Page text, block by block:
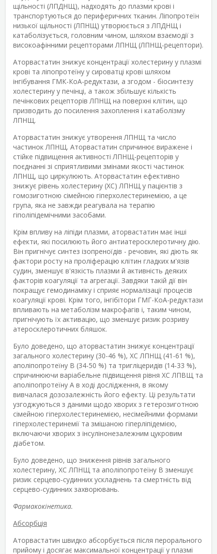
щільності (ЛПДНЩ), надходять до плазми крові і
транспортуються до периферичних тканин. Ліпопротеїн
низької щільності (ЛПНЩ) утворюється з ЛПДНЩ і
катаболізується, головним чином, шляхом взаємодії з
високоафінними рецепторами ЛПНЩ (ЛПНЩ-рецептори).
Аторвастатин знижує концентрації холестерину у плазмі
крові та ліпопротеїну у сироватці крові шляхом
інгібування ГМК-КоА-редуктази, а згодом - біосинтезу
холестерину у печінці, а також збільшує кількість
печінкових рецепторів ЛПНЩ на поверхні клітин, що
призводить до посилення захоплення і катаболізму
ЛПНЩ.
Аторвастатин знижує утворення ЛПНЩ та число
частинок ЛПНЩ. Аторвастатин спричинює виражене і
стійке підвищення активності ЛПНЩ-рецепторів у
поєднанні зі сприятливими змінами якості частинок
ЛПНЩ, що циркулюють. Аторвастатин ефективно
знижує рівень холестерину (ХС) ЛПНЩ у пацієнтів з
гомозиготною сімейною гіперхолестеринемією, а це
група, яка не завжди реагувала на терапію
гіполіпідемічними засобами.
Крім впливу на ліпіди плазми, аторвастатин має інші
ефекти, які посилюють його антиатеросклеротичну дію.
Він пригнічує синтез ізопреноїдів - речовин, які діють як
фактори росту на проліферацію клітин гладких м'язів
судин, зменшує в'язкість плазми й активність деяких
факторів коагуляції та агрегації. Завдяки такій дії він
покращує гемодинаміку і сприяє нормалізації процесів
коагуляції крові. Крім того, інгібітори ГМГ-КоА-редуктази
впливають на метаболізм макрофагів і, таким чином,
пригнічують їх активацію, що зменшує ризик розриву
атеросклеротичних бляшок.
Було доведено, що аторвастатин знижує концентрації
загального холестерину (30-46 %), ХС ЛПНЩ (41-61 %),
аполіпопротеїну B (34-50 %) та тригліцеридів (14-33 %),
спричинюючи варіабельне підвищення рівня ХС ЛПВЩ та
аполіпопротеїну А в ході дослідження, в якому
вивчалася дозозалежність його ефекту. Ці результати
узгоджуються з даними щодо хворих з гетерозиготною
сімейною гіперхолестеринемією, несімейними формами
гіперхолестеринемії та змішаною гіперліпідемією,
включаючи хворих з інсулінонезалежним цукровим
діабетом.
Було доведено, що зниження рівнів загального
холестерину, ХС ЛПНЩ та аполіпопротеїну B зменшує
ризик серцево-судинних ускладнень та смертність від
серцево-судинних захворювань.
Фармакокінетика.
Абсорбція
Аторвастатин швидко абсорбується після перорального
прийому і досягає максимальної концентрації у плазмі